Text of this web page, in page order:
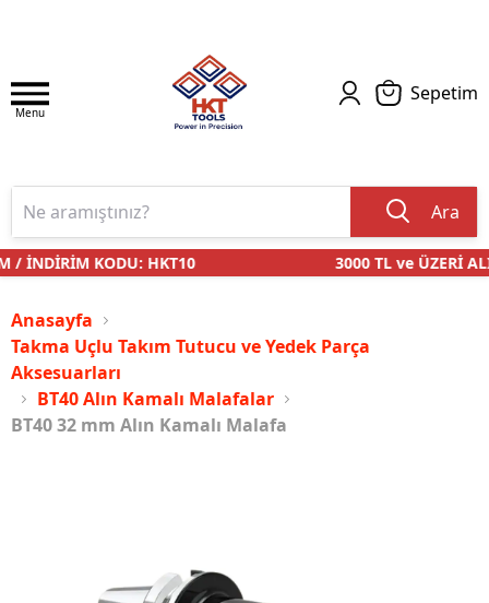
Menu
Sepetim
Ara
İNDİRİM KODU: HKT10 3000 TL ve ÜZERİ
Anasayfa
Takma Uçlu Takım Tutucu ve Yedek Parça
Aksesuarları
BT40 Alın Kamalı Malafalar
BT40 32 mm Alın Kamalı Malafa